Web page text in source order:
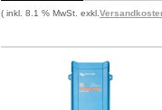
( inkl. 8.1 % MwSt. exkl.